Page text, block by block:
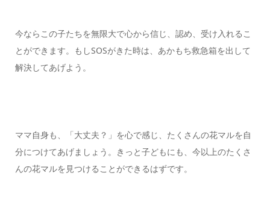
今ならこの子たちを無限大で心から信じ、認め、受け入れるこ
とができます。もしSOSがきた時は、あかもち救急箱を出して
解決してあげよう。
ママ自身も、「大丈夫？」を心で感じ、たくさんの花マルを自
分につけてあげましょう。きっと子どもにも、今以上のたくさ
んの花マルを見つけることができるはずです。